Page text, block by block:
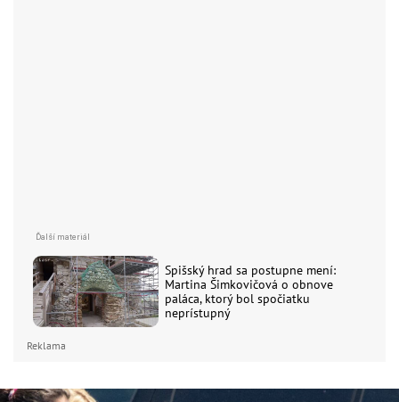
Spišský hrad sa postupne mení:
Martina Šimkovičová o obnove
paláca, ktorý bol spočiatku
neprístupný
Reklama